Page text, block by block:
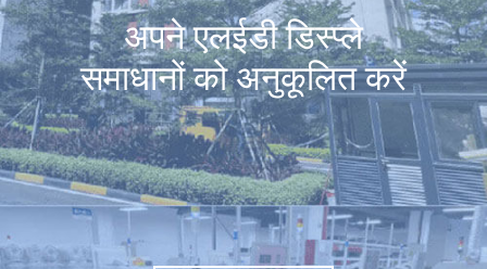
अपने एलईडी डिस्प्ले
समाधानों को अनुकूलित करें